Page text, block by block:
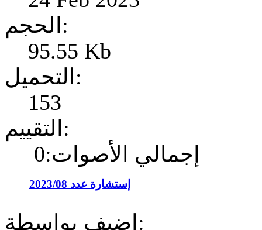
الحجم:
95.55 Kb
التحميل:
153
التقييم:
إجمالي الأصوات:0
إستشارة عدد 2023/08
إضيف بواسطة: